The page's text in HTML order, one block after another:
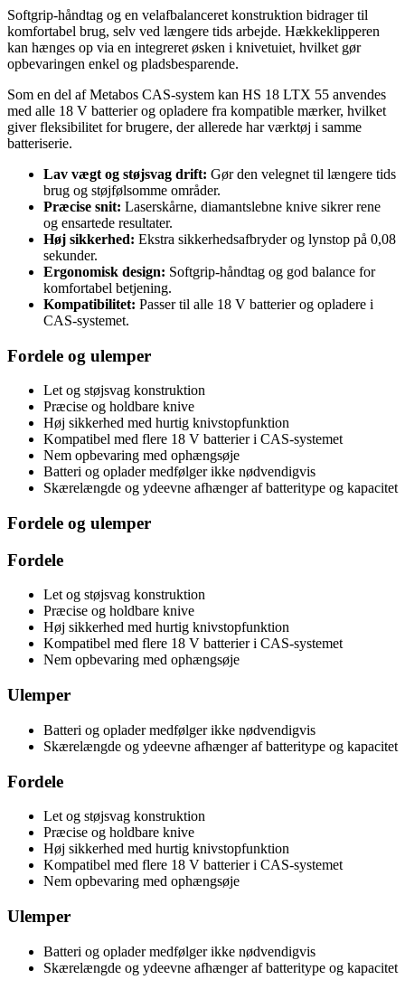
Softgrip-håndtag og en velafbalanceret konstruktion bidrager til
komfortabel brug, selv ved længere tids arbejde. Hækkeklipperen
kan hænges op via en integreret øsken i knivetuiet, hvilket gør
opbevaringen enkel og pladsbesparende.
Som en del af Metabos CAS-system kan HS 18 LTX 55 anvendes
med alle 18 V batterier og opladere fra kompatible mærker, hvilket
giver fleksibilitet for brugere, der allerede har værktøj i samme
batteriserie.
Lav vægt og støjsvag drift: Gør den velegnet til længere tids
brug og støjfølsomme områder.
Præcise snit: Laserskårne, diamantslebne knive sikrer rene
og ensartede resultater.
Høj sikkerhed: Ekstra sikkerhedsafbryder og lynstop på 0,08
sekunder.
Ergonomisk design: Softgrip-håndtag og god balance for
komfortabel betjening.
Kompatibilitet: Passer til alle 18 V batterier og opladere i
CAS-systemet.
Fordele og ulemper
Let og støjsvag konstruktion
Præcise og holdbare knive
Høj sikkerhed med hurtig knivstopfunktion
Kompatibel med flere 18 V batterier i CAS-systemet
Nem opbevaring med ophængsøje
Batteri og oplader medfølger ikke nødvendigvis
Skærelængde og ydeevne afhænger af batteritype og kapacitet
Fordele og ulemper
Fordele
Let og støjsvag konstruktion
Præcise og holdbare knive
Høj sikkerhed med hurtig knivstopfunktion
Kompatibel med flere 18 V batterier i CAS-systemet
Nem opbevaring med ophængsøje
Ulemper
Batteri og oplader medfølger ikke nødvendigvis
Skærelængde og ydeevne afhænger af batteritype og kapacitet
Fordele
Let og støjsvag konstruktion
Præcise og holdbare knive
Høj sikkerhed med hurtig knivstopfunktion
Kompatibel med flere 18 V batterier i CAS-systemet
Nem opbevaring med ophængsøje
Ulemper
Batteri og oplader medfølger ikke nødvendigvis
Skærelængde og ydeevne afhænger af batteritype og kapacitet